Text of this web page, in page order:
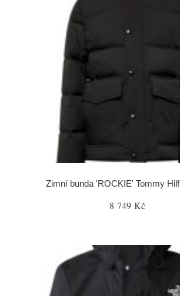
Zimní bunda 'ROCKIE' Tommy
8 749 Kč